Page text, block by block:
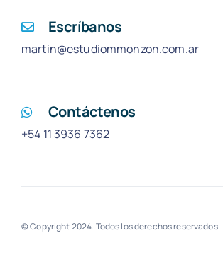
Escríbanos
martin@estudiommonzon.com.ar
Contáctenos
+54 11 3936 7362
© Copyright 2024. Todos los derechos reservados.